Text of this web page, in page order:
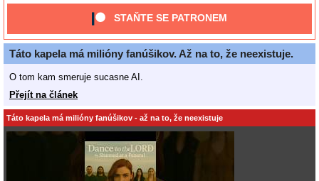
STAŇTE SE PATRONEM
Táto kapela má milióny fanúšikov. Až na to, že neexistuje.
O tom kam smeruje sucasne AI.
Přejít na článek
Táto kapela má milióny fanúšikov - až na to, že neexistuje